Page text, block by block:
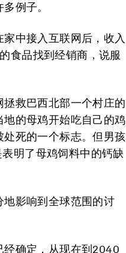
例子。
中接入互联网后，收入
食品找到经销商，说服
救巴西北部一个村庄的
的母鸡开始吃自己的鸡
死的一个标志。但男孩
明了母鸡饲料中的钙缺
影响到全球范围的讨
经确定，从现在到2040